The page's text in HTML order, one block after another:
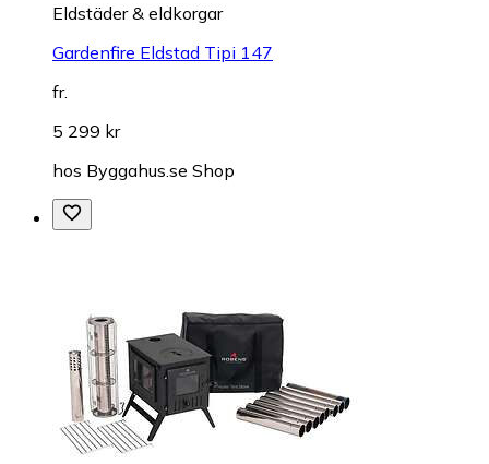
Eldstäder & eldkorgar
Gardenfire Eldstad Tipi 147
fr.
5 299 kr
hos Byggahus.se Shop